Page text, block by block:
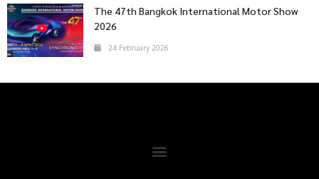
The 47th Bangkok International Motor Show
2026
24 February 2026